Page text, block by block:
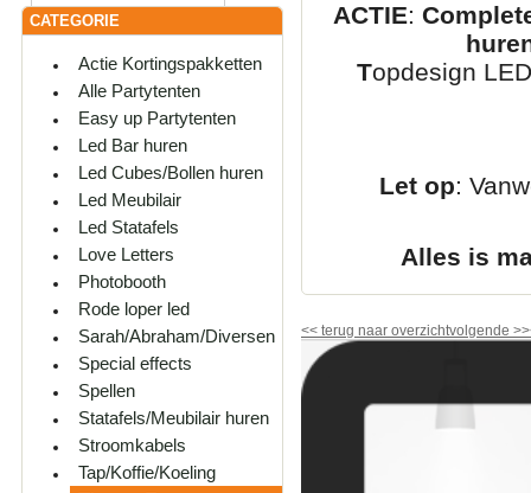
CATEGORIE
Actie Kortingspakketten
Alle Partytenten
Easy up Partytenten
Led Bar huren
Led Cubes/Bollen huren
Led Meubilair
Led Statafels
Love Letters
Photobooth
Rode loper led
Sarah/Abraham/Diversen
Special effects
Spellen
Statafels/Meubilair huren
Stroomkabels
Tap/Koffie/Koeling
ACTIE:
Topdesign
Let op:
Alles is
<< terug naar overzichtvolgende >>